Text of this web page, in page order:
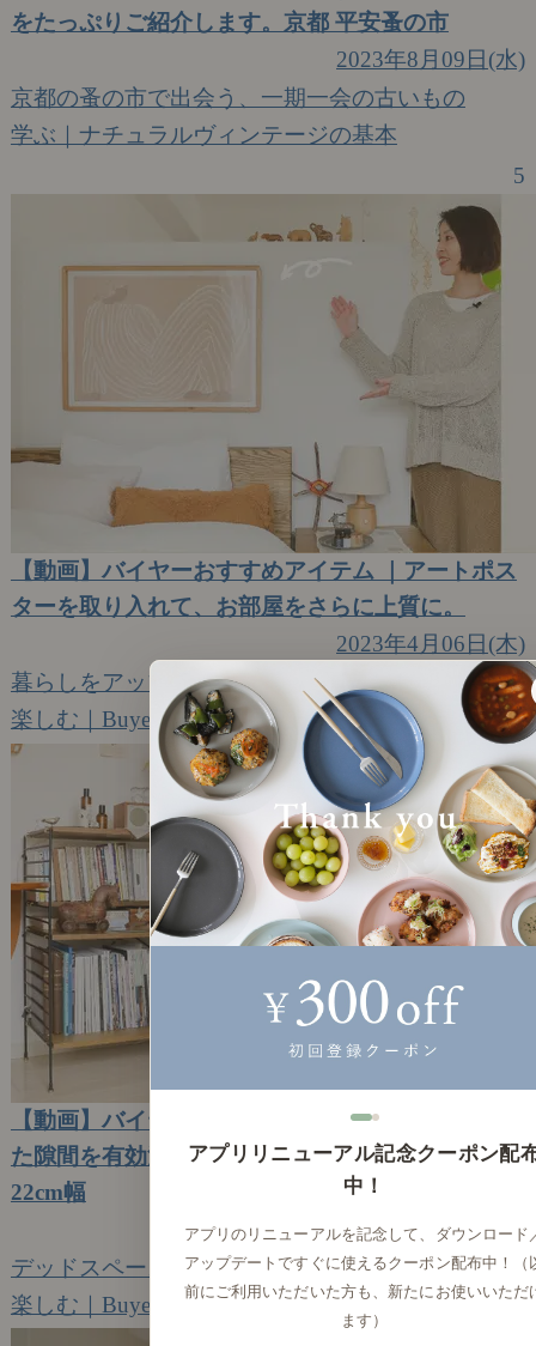
をたっぷりご紹介します。京都 平安蚤の市
2023年8月09日(水)
京都の蚤の市で出会う、一期一会の古いもの
学ぶ｜ナチュラルヴィンテージの基本
5
【動画】バイヤーおすすめアイテム ｜アートポス
ターを取り入れて、お部屋をさらに上質に。
2023年4月06日(木)
暮らしをアップデートするアートのすすめ
楽しむ｜Buyer's Voice
5
【動画】バイヤーおすすめアイテム ｜ちょっとし
た隙間を有効活用する、ユニットシェルフR.U.S
22cm幅
2023年3月15日(水)
デッドスペースを有効活用して、収納力UP
楽しむ｜Buyer's Voice
アプリリニューアル記念クーポン配
中！
アプリのリニューアルを記念して、ダウンロード
アップデートですぐに使えるクーポン配布中！（
前にご利用いただいた方も、新たにお使いいただ
ます）